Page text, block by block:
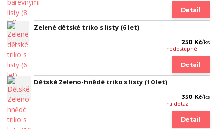
Detail
Zelené dětské triko s listy (6 let)
250 Kč/ks
nedostupné
Detail
Dětské Zeleno-hnědé triko s listy (10 let)
350 Kč/ks
na dotaz
Detail